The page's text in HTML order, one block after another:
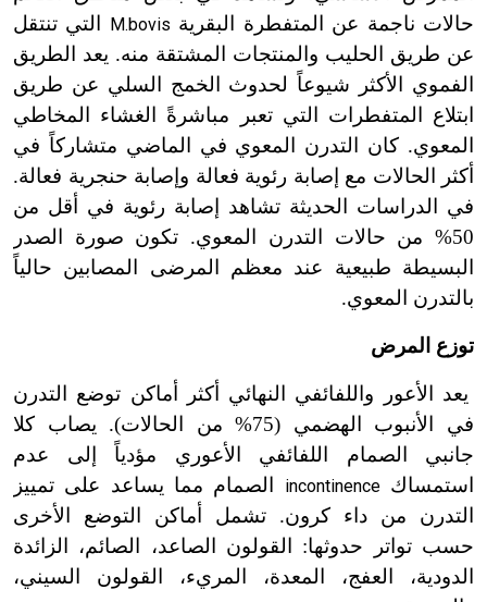
حالات ناجمة عن المتفطرة البقرية M.bovis
التي تنتقل
عن طريق الحليب والمنتجات المشتقة منه. يعد الطريق
الفموي الأكثر شيوعاً لحدوث الخمج السلي عن طريق
ابتلاع المتفطرات التي تعبر مباشرةً الغشاء المخاطي
المعوي. كان التدرن المعوي في الماضي متشاركاً في
أكثر الحالات مع إصابة رئوية فعالة وإصابة حنجرية فعالة.
في الدراسات الحديثة تشاهد إصابة رئوية في أقل من
50% من حالات التدرن المعوي. تكون صورة الصدر
البسيطة طبيعية عند معظم المرضى المصابين حالياً
بالتدرن المعوي.
توزع المرض
يعد الأعور واللفائفي النهائي أكثر أماكن توضع التدرن
في الأنبوب الهضمي (75% من الحالات). يصاب كلا
جانبي الصمام اللفائفي الأعوري مؤدياً إلى عدم
استمساكincontinence
الصمام مما يساعد على تمييز
التدرن من داء كرون. تشمل أماكن التوضع الأخرى
حسب تواتر حدوثها: القولون الصاعد، الصائم، الزائدة
الدودية، العفج، المعدة، المريء، القولون السيني،